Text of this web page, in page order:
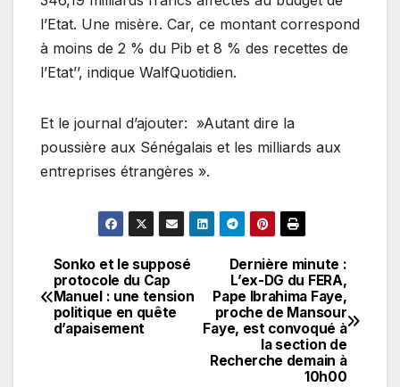
l’Etat. Une misère. Car, ce montant correspond
à moins de 2 % du Pib et 8 % des recettes de
l’Etat’’, indique WalfQuotidien.
Et le journal d’ajouter: »Autant dire la
poussière aux Sénégalais et les milliards aux
entreprises étrangères ».
Navigation
de
l’article
Dernière minute :
L’ex-DG du FERA,
Pape Ibrahima Faye,
proche de Mansour
Faye, est convoqué à
la section de
Recherche demain à
10h00
Sonko et le supposé
protocole du Cap
Manuel : une tension
politique en quête
d’apaisement